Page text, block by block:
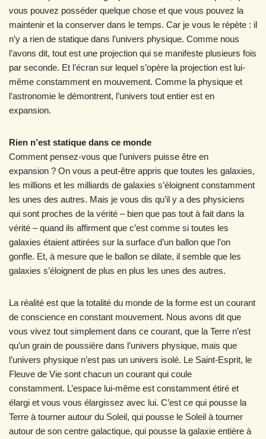
vous pouvez posséder quelque chose et que vous pouvez la
maintenir et la conserver dans le temps. Car je vous le répète : il
n’y a rien de statique dans l’univers physique. Comme nous
l’avons dit, tout est une projection qui se manifeste plusieurs fois
par seconde. Et l’écran sur lequel s’opère la projection est lui-
même constamment en mouvement. Comme la physique et
l’astronomie le démontrent, l’univers tout entier est en
expansion.
Rien n’est statique dans ce monde
Comment pensez-vous que l’univers puisse être en
expansion ? On vous a peut-être appris que toutes les galaxies,
les millions et les milliards de galaxies s’éloignent constamment
les unes des autres. Mais je vous dis qu’il y a des physiciens
qui sont proches de la vérité – bien que pas tout à fait dans la
vérité – quand ils affirment que c’est comme si toutes les
galaxies étaient attirées sur la surface d’un ballon que l’on
gonfle. Et, à mesure que le ballon se dilate, il semble que les
galaxies s’éloignent de plus en plus les unes des autres.
La réalité est que la totalité du monde de la forme est un courant
de conscience en constant mouvement. Nous avons dit que
vous vivez tout simplement dans ce courant, que la Terre n’est
qu’un grain de poussière dans l’univers physique, mais que
l’univers physique n’est pas un univers isolé. Le Saint-Esprit, le
Fleuve de Vie sont chacun un courant qui coule
constamment. L’espace lui-même est constamment étiré et
élargi et vous vous élargissez avec lui. C’est ce qui pousse la
Terre à tourner autour du Soleil, qui pousse le Soleil à tourner
autour de son centre galactique, qui pousse la galaxie entière à